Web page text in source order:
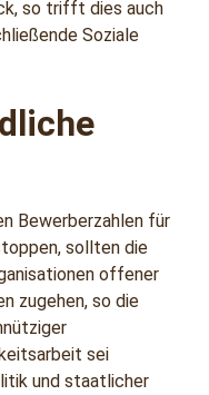
so trifft dies auch
Soziale
Bewerberzahlen für
sollten die
offener
zugehen, so die
sei
und staatlicher